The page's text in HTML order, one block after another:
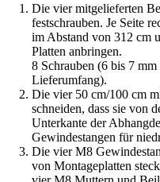
Die vier mitgelieferten
festschrauben. Je Seite
im Abstand von 312 cm
Platten anbringen.
8 Schrauben (6 bis 7
Lieferumfang).
Die vier 50 cm/100 cm
schneiden, dass sie von
Unterkante der
Gewindestangen für
Die vier M8
von Montageplatten